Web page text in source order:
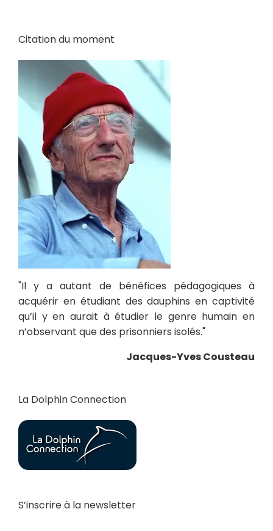
Citation du moment
"Il y a autant de bénéfices pédagogiques à
acquérir en étudiant des dauphins en captivité
qu’il y en aurait à étudier le genre humain en
n’observant que des prisonniers isolés."
Jacques-Yves Cousteau
La Dolphin Connection
S’inscrire à la newsletter